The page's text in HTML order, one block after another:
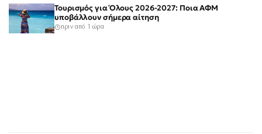
Τουρισμός για Όλους 2026-2027: Ποια ΑΦΜ
υποβάλλουν σήμερα αίτηση
πριν από 1 ώρα